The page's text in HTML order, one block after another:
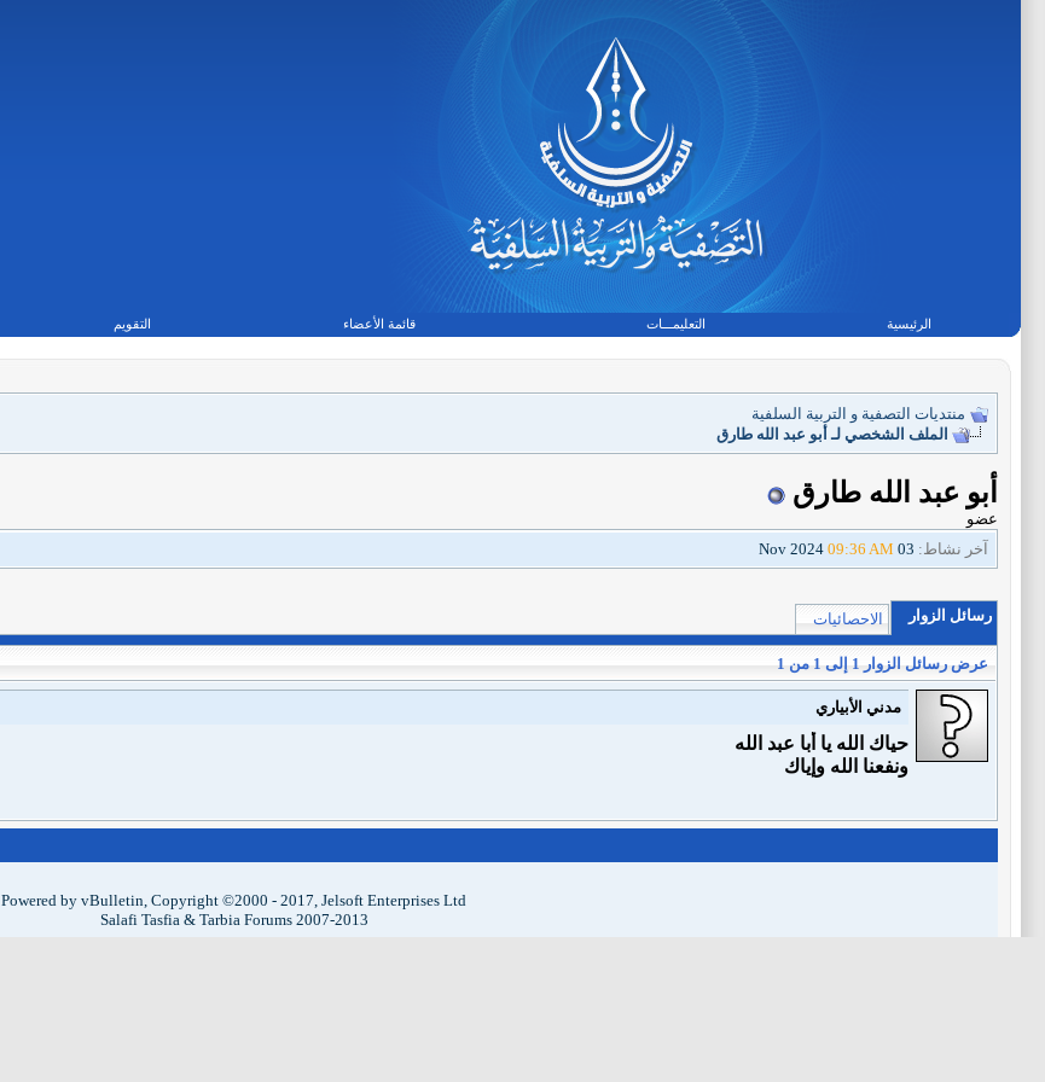
الرئيسية التعليمـــات قائمة الأعضاء التقويم
منتديات التصفية و التربية السلفية
الملف الشخصي لـ أبو عبد الله طارق
أبو عبد الله طارق
عضو
آخر نشاط:
09:36 AM
رسائل الزوار الاحصائيات
عرض رسائل الزوار 1 إلى 1 من 1
مدني الأبياري
حياك الله يا أبا عبد الله
ونفعنا الله وإياك
Powered by vBulletin, Copyright ©2000 - 2017, Jelsoft Enterprises Ltd
Salafi Tasfia & Tarbia Forums 2007-2013